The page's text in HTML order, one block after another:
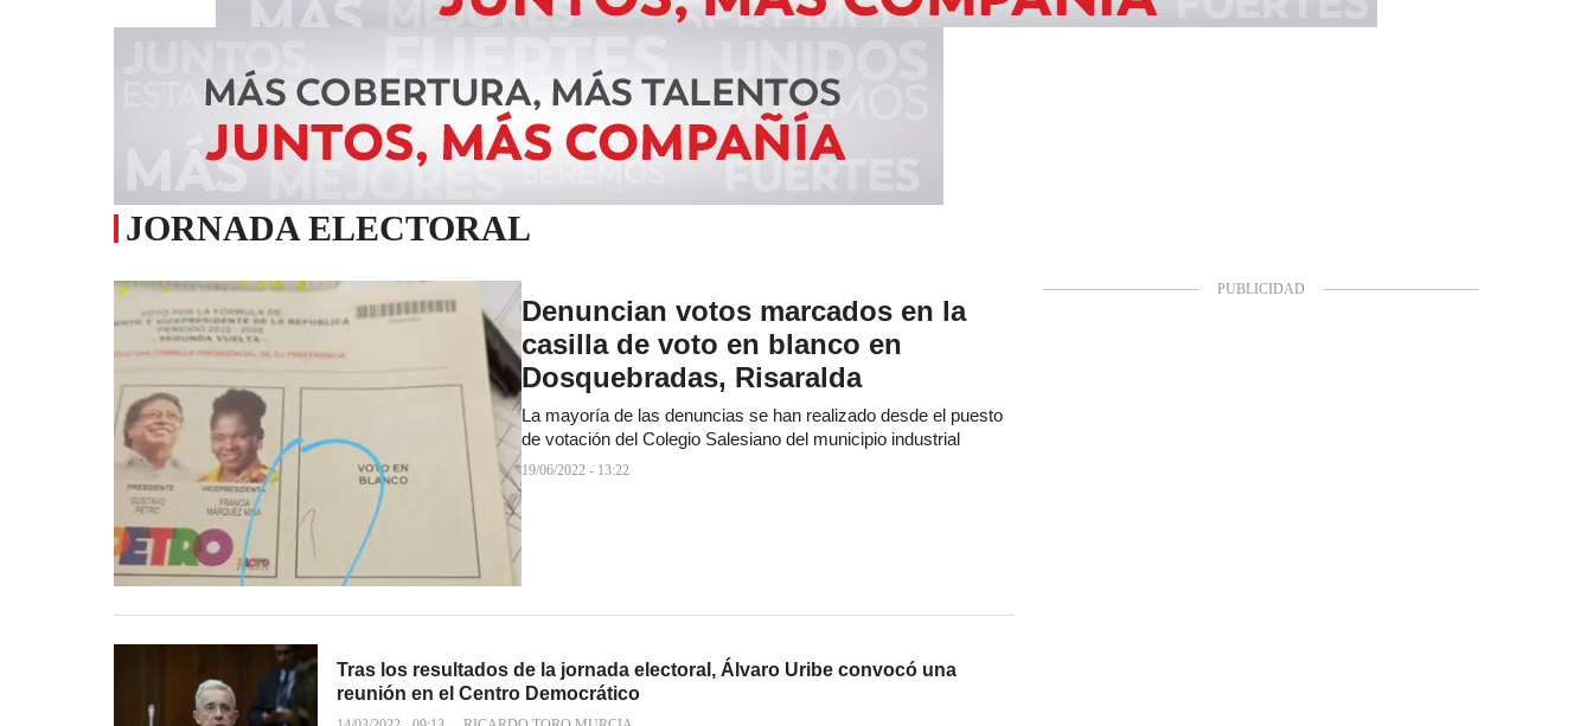
JORNADA ELECTORAL
Denuncian votos marcados en la
casilla de voto en blanco en
Dosquebradas, Risaralda
La mayoría de las denuncias se han realizado desde el puesto
de votación del Colegio Salesiano del municipio industrial
19/06/2022 - 13:22
Tras los resultados de la jornada electoral, Álvaro Uribe convocó una
reunión en el Centro Democrático